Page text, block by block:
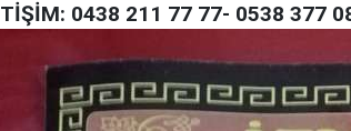
0438 211 77 77- 0538 377